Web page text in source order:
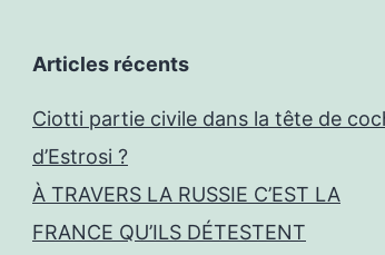
Articles récents
Ciotti partie civile dans la tête de
d’Estrosi ?
À TRAVERS LA RUSSIE C’EST LA
FRANCE QU’ILS DÉTESTENT